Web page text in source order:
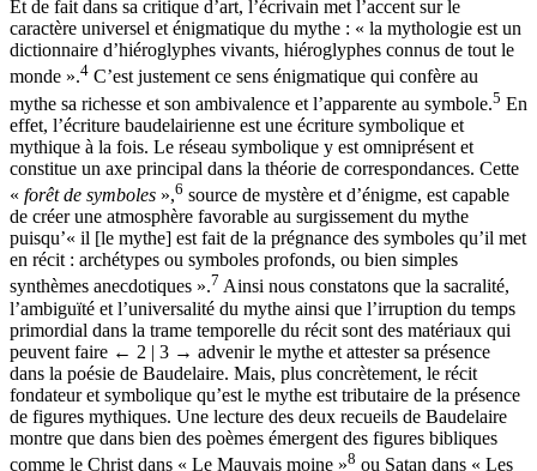
Et de fait dans sa critique d’art, l’écrivain met l’accent sur le
caractère universel et énigmatique du mythe : « la mythologie est un
dictionnaire d’hiéroglyphes vivants, hiéroglyphes connus de tout le
monde ».
C’est justement ce sens énigmatique qui confère au
mythe sa richesse et son ambivalence et l’apparente au symbole.
effet, l’écriture baudelairienne est une écriture symbolique et
mythique à la fois. Le réseau symbolique y est omniprésent et
constitue un axe principal dans la théorie de correspondances. Cette
«forêt de symboles»,6source de mystère et d’énigme, est capable
de créer une atmosphère favorable au surgissement du mythe
puisqu’« il [le mythe] est fait de la prégnance des symboles qu’il met
en récit : archétypes ou symboles profonds, ou bien simples
synthèmes anecdotiques ».7 Ainsi nous constatons que la sacralité,
l’ambiguïté et l’universalité du mythe ainsi que l’irruption du temps
primordial dans la trame temporelle du récit sont des matériaux qui
peuvent faire← 2 | 3 →advenir le mythe et attester sa présence
dans la poésie de Baudelaire. Mais, plus concrètement, le récit
fondateur et symbolique qu’est le mythe est tributaire de la présence
de figures mythiques. Une lecture des deux recueils de Baudelaire
montre que dans bien des poèmes émergent des figures bibliques